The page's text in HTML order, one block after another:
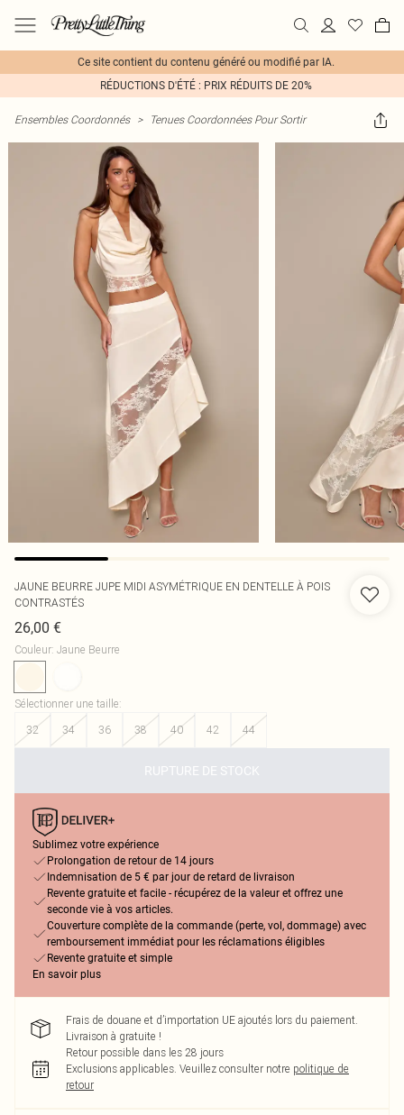
Ce site contient du contenu généré ou modifié par IA.
RÉDUCTIONS D'ÉTÉ : PRIX RÉDUITS DE 20%
Ensembles Coordonnés > Tenues Coordonnées Pour Sortir
JAUNE BEURRE JUPE MIDI ASYMÉTRIQUE EN DENTELLE À POIS
CONTRASTÉS
26,00 €
Couleur: Jaune Beurre
Sélectionner une taille:
32
34 36 38 40 42 44
RUPTURE DE STOCK
Sublimez votre expérience
Prolongation de retour de 14 jours
Indemnisation de 5 € par jour de retard de livraison
Revente gratuite et facile - récupérez de la valeur et offrez une
seconde vie à vos articles.
Couverture complète de la commande (perte, vol, dommage) avec
remboursement immédiat pour les réclamations éligibles
Revente gratuite et simple
En savoir plus
Frais de douane et d’importation UE ajoutés lors du paiement.
Livraison à gratuite !
Retour possible dans les 28 jours
Exclusions applicables. Veuillez consulter notre politique de
retour